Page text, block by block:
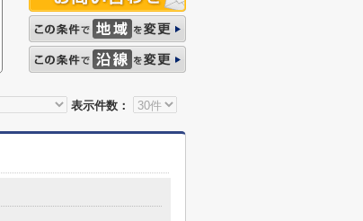
表示件数：